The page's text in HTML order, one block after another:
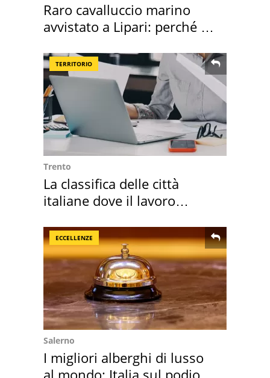
Raro cavalluccio marino
avvistato a Lipari: perché è
TERRITORIO
Trento
La classifica delle città
italiane dove il lavoro
ECCELLENZE
Salerno
I migliori alberghi di lusso